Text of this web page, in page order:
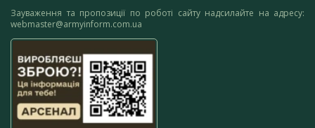
Зауваження та пропозиції по роботі сайту надсилайте на адресу:
webmaster@armyinform.com.ua